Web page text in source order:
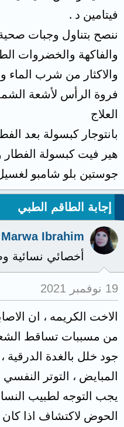
فيتامين د .
ننصح بتناول وجبات
والفاكهة والخضروات
والاكثار من شرب
فروة الرأس لأشعة
العلاج
بانتوجار كبسولة بعد
هير فيت كبسولة الفطار
جوستين بلو شامبو
إجابة الطاقم الطبي
Ibrahim
أخصائي نسائية
19 نوفمبر 2021
الاخت الكريمه ، ان
من مسببات تساقط
جود خلل بالغدة الدرقية
المبايض ، التوتر
يجب التوجه لطبيب
الحوض لاكتشاف اذا